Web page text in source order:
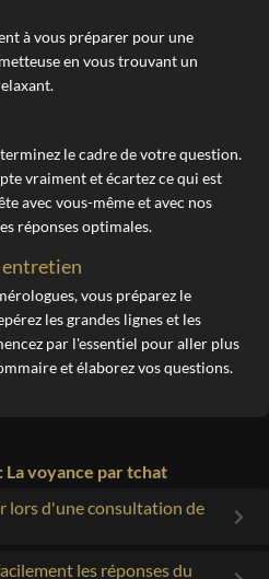
à vous préparer pour une
en vous trouvant un
le cadre de votre question.
vraiment et écartez ce qui est
avec vous-même et avec nos
réponses optimales.
entretien
vous préparez le
les grandes lignes et les
par l'essentiel pour aller plus
et élaborez vos questions.
: La voyance par tchat
lors d'une consultation de
les réponses du